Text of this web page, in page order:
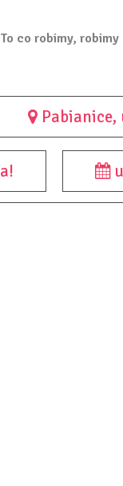
To co robimy, robimy
Pabianice,